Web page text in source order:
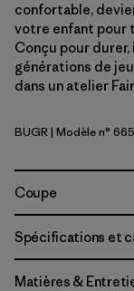
confortable,
votre enfant pour
Conçu pour
générations de
dans un atelier
Buckhorn Green
BUGR| Modèle n°
Coupe
Spécifications et
Matières &